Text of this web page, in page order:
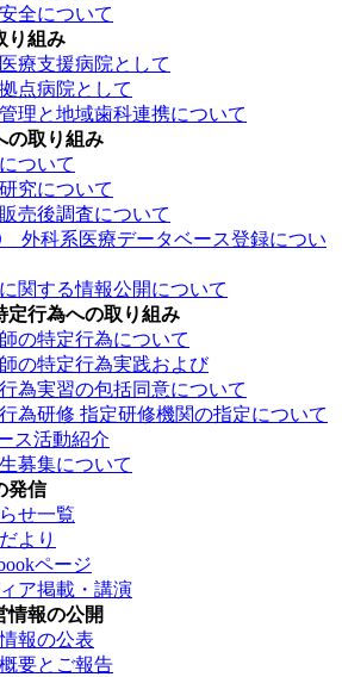
全について
り組み
療支援病院として
点病院として
理と地域歯科連携について
の取り組み
ついて
究について
売後調査について
外科系医療データベース登録につい
関する情報公開について
定行為への取り組み
の特定行為について
の特定行為実践および
為実習の包括同意について
為研修 指定研修機関の指定について
ス活動紹介
募集について
発信
せ一覧
より
ページ
ア掲載・講演
情報の公開
報の公表
要とご報告